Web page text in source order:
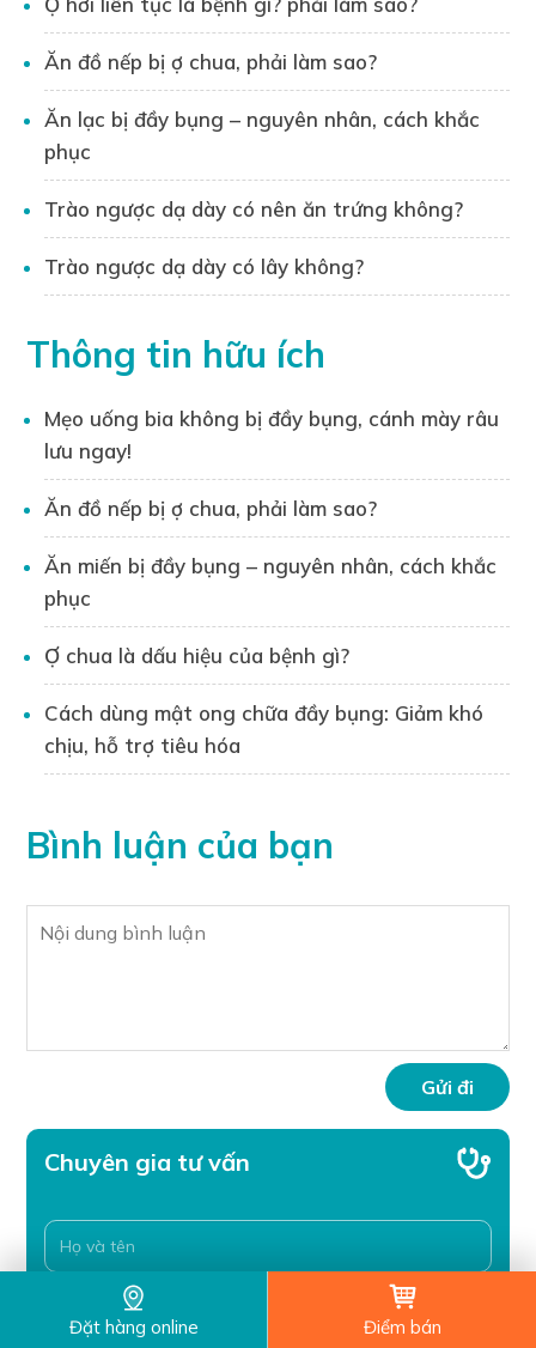
Tổ chức hội thảo khoa học
Dược sĩ Xuân Long đã dành nhiều năm
nghiên cứu về trào ngược dạ dày, tích lũy
kiến thức chuyên sâu về nguyên nhân, triệu
chứng, cách điều trị và phòng ngừa bệnh lý
này.
website Hantacid.vn đều được kiểm duyệt
kỹ lưỡng, đảm bảo tính chính xác, khoa học
Nhờ kiến thức chuyên môn và uy tín của
nghìn người hiểu rõ hơn về trào ngược dạ
dày, từ đó có những phương pháp điều trị
và phòng ngừa hiệu quả.
Liên hệ tư vấn:
Bạn đọc có thể liên hệ trực tiếp với Dược sĩ
Nguyễn Xuân Long qua
để được tư vấn cụ thể về vấn đề trào ngược
Ăn đồ nếp bị ợ chua, phải làm sao?
Ăn lạc bị đầy bụng – nguyên nhân, cách khắc
phục
Trào ngược dạ dày có nên ăn trứng không?
Trào ngược dạ dày có lây không?
Thông tin hữu ích
Mẹo uống bia không bị đầy bụng, cánh mày râu
lưu ngay!
Ăn đồ nếp bị ợ chua, phải làm sao?
Ăn miến bị đầy bụng – nguyên nhân, cách khắc
phục
Ợ chua là dấu hiệu của bệnh gì?
Cách dùng mật ong chữa đầy bụng: Giảm khó
chịu, hỗ trợ tiêu hóa
Bình luận của bạn
Chuyên gia tư vấn
Đặt hàng online Điểm bán